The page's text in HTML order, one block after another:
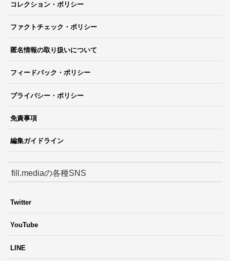
コレクション・ポリシー
ファクトチェック・ポリシー
匿名情報の取り扱いについて
フィードバック・ポリシー
プライバシー・ポリシー
免責事項
編集ガイドライン
fill.mediaの各種SNS
Twitter
YouTube
LINE